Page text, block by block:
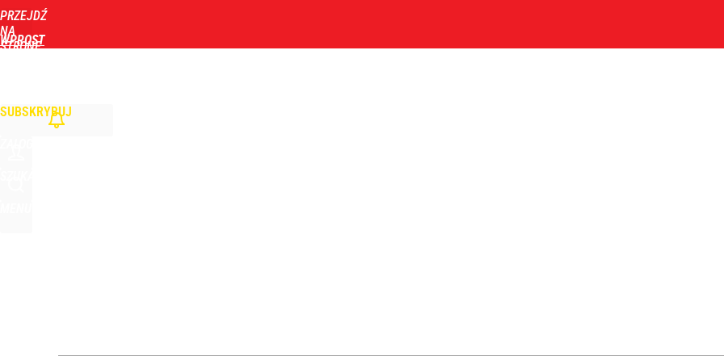
PRZEJDŹ
NA
STRONĘ
WPROST
SUBSKRYBUJ
5